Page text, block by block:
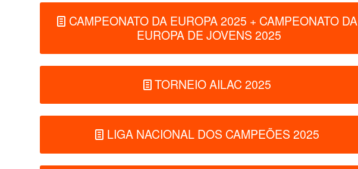
CAMPEONATO DA EUROPA 2025 + CAMPEONATO DA
EUROPA DE JOVENS 2025
TORNEIO AILAC 2025
LIGA NACIONAL DOS CAMPEÕES 2025